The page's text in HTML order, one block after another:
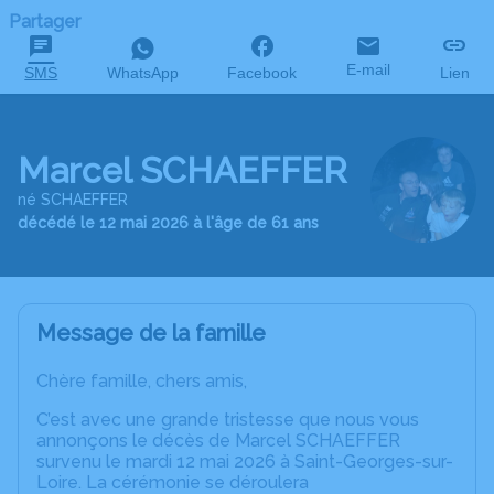
Partager
SMS WhatsApp Facebook E-mail Lien
Marcel SCHAEFFER
né SCHAEFFER
décédé le 12 mai 2026 à l'âge de 61 ans
Message de la famille
Chère famille, chers amis,
C’est avec une grande tristesse que nous vous
annonçons le décès de Marcel SCHAEFFER
survenu le mardi 12 mai 2026 à Saint-Georges-sur-
Loire. La cérémonie se déroulera